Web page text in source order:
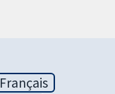
Français